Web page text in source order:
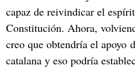
capaz de reivindicar el
Constitución. Ahora,
creo que obtendría el apoyo
catalana y eso podría